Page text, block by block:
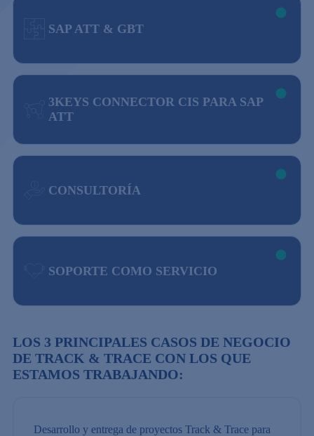
SAP ATT & GBT
3KEYS CONNECTOR CIS PARA SAP
ATT
CONSULTORÍA
SOPORTE COMO SERVICIO
LOS 3 PRINCIPALES CASOS DE NEGOCIO
DE TRACK & TRACE CON LOS QUE
ESTAMOS TRABAJANDO:
Desarrollo y entrega de proyectos Track & Trace para